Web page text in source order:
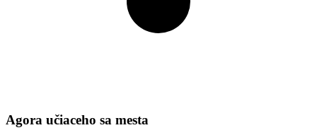
Agora učiaceho sa mesta